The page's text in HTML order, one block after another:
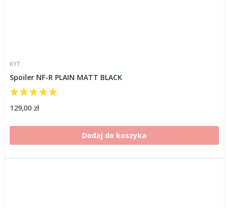
KYT
Spoiler NF-R PLAIN MATT BLACK
129,00 zł
Dodaj do koszyka